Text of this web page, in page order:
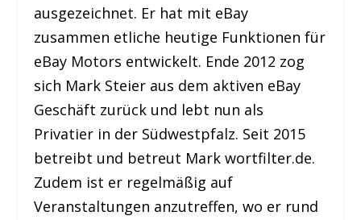
ausgezeichnet. Er hat mit eBay
zusammen etliche heutige Funktionen für
eBay Motors entwickelt. Ende 2012 zog
sich Mark Steier aus dem aktiven eBay
Geschäft zurück und lebt nun als
Privatier in der Südwestpfalz. Seit 2015
betreibt und betreut Mark wortfilter.de.
Zudem ist er regelmäßig auf
Veranstaltungen anzutreffen, wo er rund